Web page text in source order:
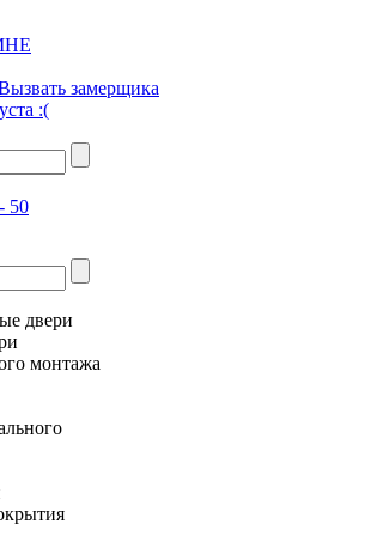
замерщика
:(
50
двери
СОСНЫ
ДВЕРИ
монтажа
И ПЕРЕГОРОДКИ